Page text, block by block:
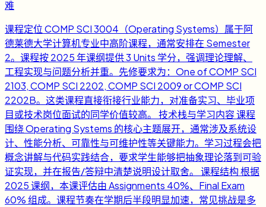
难
课程定位 COMP SCI 3004（Operating Systems）属于阿
德莱德大学计算机专业中高阶课程，通常安排在 Semester
2。课程按 2025 年课纲提供 3 Units 学分，强调理论理解、
工程实现与问题分析并重。先修要求为：One of COMP SCI
2103, COMP SCI 2202, COMP SCI 2009 or COMP SCI
2202B。这类课程直接衔接行业能力，对准备实习、毕业项
目或技术岗位面试的同学价值较高。 技术栈与学习内容 课程
围绕 Operating Systems 的核心主题展开，通常涉及系统设
计、性能分析、可靠性与可维护性等关键能力。学习过程会把
概念讲解与代码实践结合，要求学生能够把抽象理论落到可验
证实现，并在报告/答辩中清楚说明设计取舍。 课程结构 根据
2025 课纲，本课评估由 Assignments 40%、Final Exam
60% 组成。课程节奏在学期后半段明显加速，常见挑战是多